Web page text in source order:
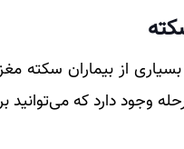
از بیماران سکته
وجود دارد که می‌توانید